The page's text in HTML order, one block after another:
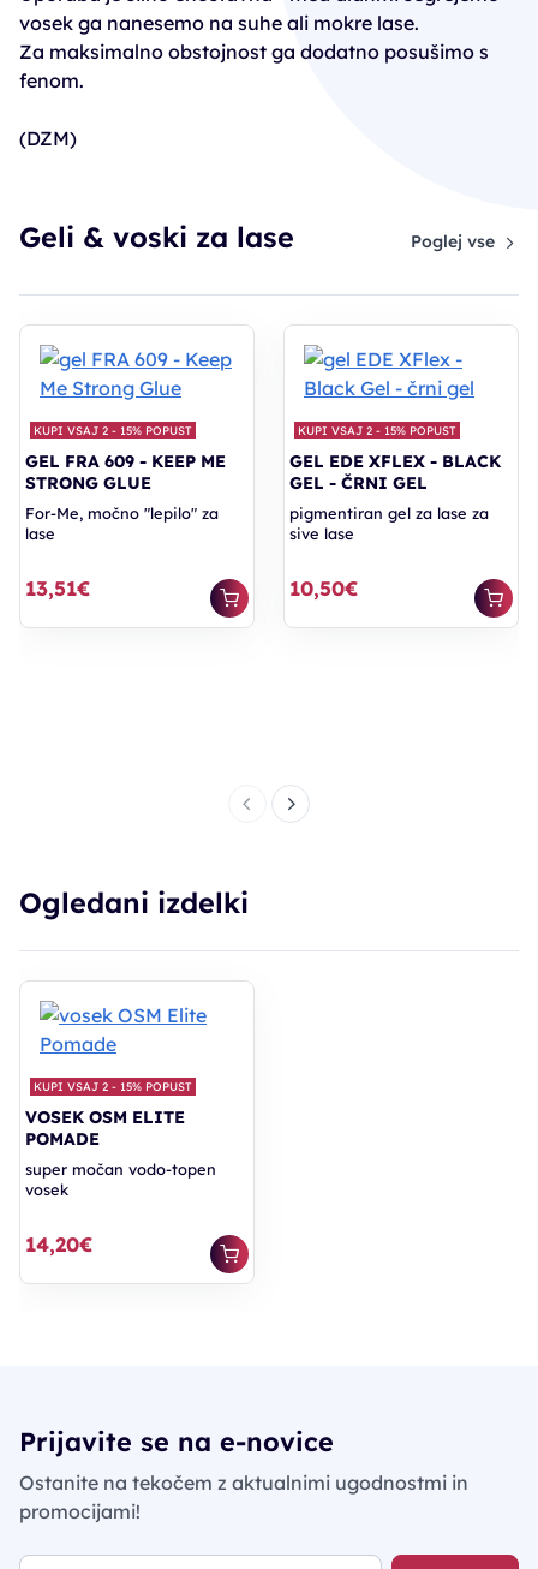
vosek ga nanesemo na suhe ali mokre lase.
Za maksimalno obstojnost ga dodatno posušimo s
fenom.
(DZM)
Geli & voski za lase Poglej vse
KUPI VSAJ 2 - 15% POPUST
GEL FRA 609 - KEEP ME
STRONG GLUE
For-Me, močno "lepilo" za
lase
13,51€
KUPI VSAJ 2 - 15% POPUST
GEL EDE XFLEX - BLACK
GEL - ČRNI GEL
pigmentiran gel za lase za
sive lase
10,50€
Ogledani izdelki
KUPI VSAJ 2 - 15% POPUST
VOSEK OSM ELITE
POMADE
super močan vodo-topen
vosek
14,20€
Prijavite se na e-novice
Ostanite na tekočem z aktualnimi ugodnostmi in
promocijami!